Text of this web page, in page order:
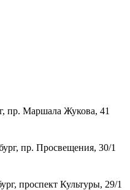
пр. Маршала Жукова, 41
пр. Просвещения, 30/1
проспект Культуры, 29/1